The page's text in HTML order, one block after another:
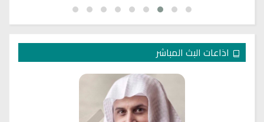
اذاعات البث المباشر